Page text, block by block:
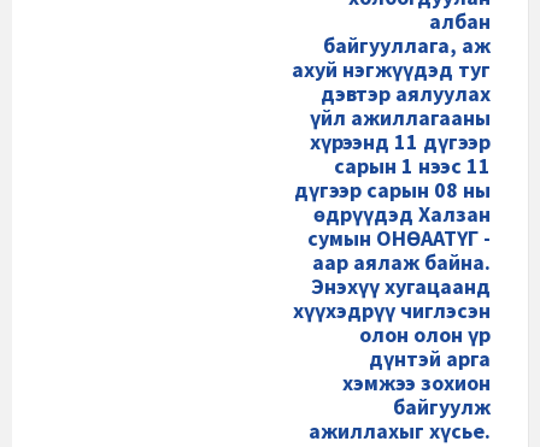
албан
байгууллага, аж
ахуй нэгжүүдэд туг
дэвтэр аялуулах
үйл ажиллагааны
хүрээнд 11 дүгээр
сарын 1 нээс 11
дүгээр сарын 08 ны
өдрүүдэд Халзан
сумын ОНӨААТҮГ -
аар аялаж байна.
Энэхүү хугацаанд
хүүхэдрүү чиглэсэн
олон олон үр
дүнтэй арга
хэмжээ зохион
байгуулж
ажиллахыг хүсье.